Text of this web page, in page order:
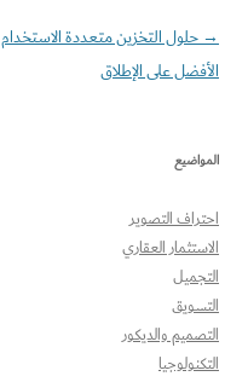
تصفّح
المقالات
→حلول التخزين متعددة الاستخدام
الأفضل على الإطلاق
المواضيع
احتراف التصوير
الاستثمار العقاري
التجميل
التسويق
التصميم والديكور
التكنولوجيا